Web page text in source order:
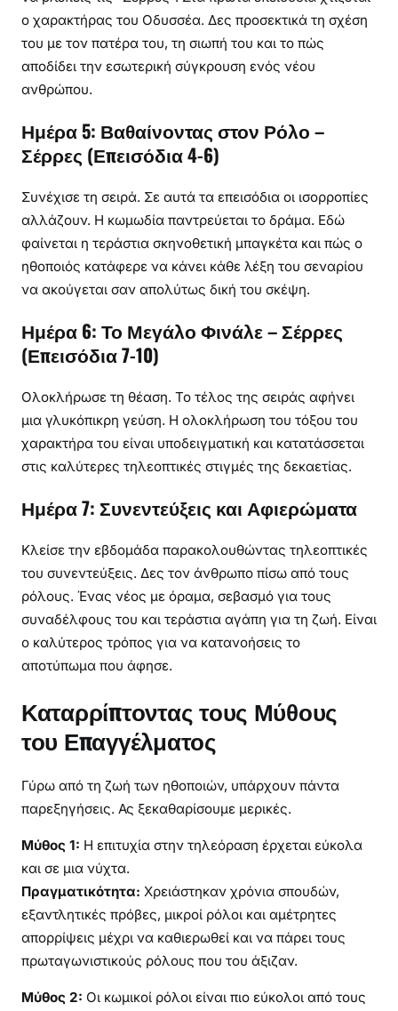
ο χαρακτήρας του Οδυσσέα. Δες προσεκτικά τη σχέση
του με τον πατέρα του, τη σιωπή του και το πώς
αποδίδει την εσωτερική σύγκρουση ενός νέου
ανθρώπου.
Ημέρα 5: Βαθαίνοντας στον Ρόλο –
Σέρρες (Επεισόδια 4-6)
Συνέχισε τη σειρά. Σε αυτά τα επεισόδια οι ισορροπίες
αλλάζουν. Η κωμωδία παντρεύεται το δράμα. Εδώ
φαίνεται η τεράστια σκηνοθετική μπαγκέτα και πώς ο
ηθοποιός κατάφερε να κάνει κάθε λέξη του σεναρίου
να ακούγεται σαν απολύτως δική του σκέψη.
Ημέρα 6: Το Μεγάλο Φινάλε – Σέρρες
(Επεισόδια 7-10)
Ολοκλήρωσε τη θέαση. Το τέλος της σειράς αφήνει
μια γλυκόπικρη γεύση. Η ολοκλήρωση του τόξου του
χαρακτήρα του είναι υποδειγματική και κατατάσσεται
στις καλύτερες τηλεοπτικές στιγμές της δεκαετίας.
Ημέρα 7: Συνεντεύξεις και Αφιερώματα
Κλείσε την εβδομάδα παρακολουθώντας τηλεοπτικές
του συνεντεύξεις. Δες τον άνθρωπο πίσω από τους
ρόλους. Ένας νέος με όραμα, σεβασμό για τους
συναδέλφους του και τεράστια αγάπη για τη ζωή. Είναι
ο καλύτερος τρόπος για να κατανοήσεις το
αποτύπωμα που άφησε.
Καταρρίπτοντας τους Μύθους
του Επαγγέλματος
Γύρω από τη ζωή των ηθοποιών, υπάρχουν πάντα
παρεξηγήσεις. Ας ξεκαθαρίσουμε μερικές.
Μύθος 1: Η επιτυχία στην τηλεόραση έρχεται εύκολα
και σε μια νύχτα.
Πραγματικότητα: Χρειάστηκαν χρόνια σπουδών,
εξαντλητικές πρόβες, μικροί ρόλοι και αμέτρητες
απορρίψεις μέχρι να καθιερωθεί και να πάρει τους
πρωταγωνιστικούς ρόλους που του άξιζαν.
Μύθος 2: Οι κωμικοί ρόλοι είναι πιο εύκολοι από τους